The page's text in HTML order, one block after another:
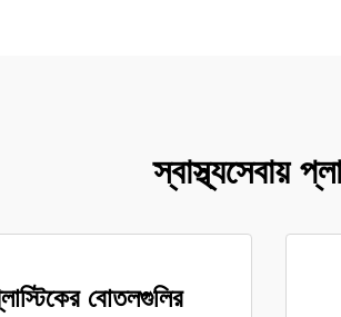
স্বাস্থ্যসেবায়
বোতলগুলির